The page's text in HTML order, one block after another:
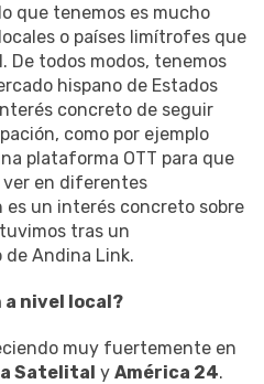
que tenemos es mucho
o países limítrofes que
De todos modos, tenemos
hispano de Estados
concreto de seguir
como por ejemplo
plataforma OTT para que
ver en diferentes
es un interés concreto sobre
tras un
Andina Link.
nivel local?
muy fuertemente en
Satelital y América 24.